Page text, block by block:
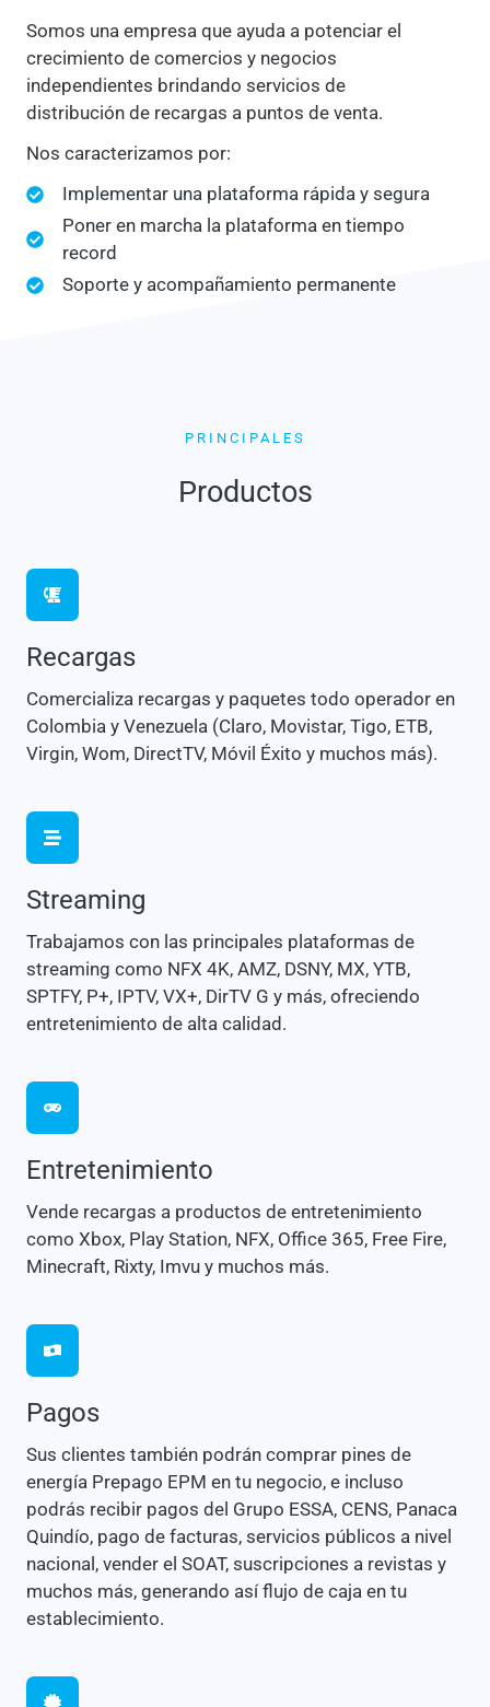
Somos una empresa que ayuda a potenciar el
crecimiento de comercios y negocios
independientes brindando servicios de
distribución de recargas a puntos de venta.
Nos caracterizamos por:
Implementar una plataforma rápida y segura
Poner en marcha la plataforma en tiempo
record
Soporte y acompañamiento permanente
PRINCIPALES
Productos
Recargas
Comercializa recargas y paquetes todo operador en
Colombia y Venezuela (Claro, Movistar, Tigo, ETB,
Virgin, Wom, DirectTV, Móvil Éxito y muchos más).
Streaming
Trabajamos con las principales plataformas de
streaming como NFX 4K, AMZ, DSNY, MX, YTB,
SPTFY, P+, IPTV, VX+, DirTV G y más, ofreciendo
entretenimiento de alta calidad.
Entretenimiento
Vende recargas a productos de entretenimiento
como Xbox, Play Station, NFX, Office 365, Free Fire,
Minecraft, Rixty, Imvu y muchos más.
Pagos
Sus clientes también podrán comprar pines de
energía Prepago EPM en tu negocio, e incluso
podrás recibir pagos del Grupo ESSA, CENS, Panaca
Quindío, pago de facturas, servicios públicos a nivel
nacional, vender el SOAT, suscripciones a revistas y
muchos más, generando así flujo de caja en tu
establecimiento.